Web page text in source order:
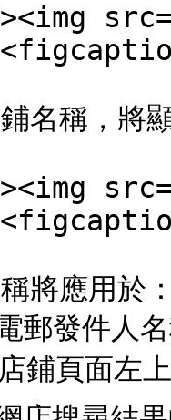
名稱，將
將應用於：